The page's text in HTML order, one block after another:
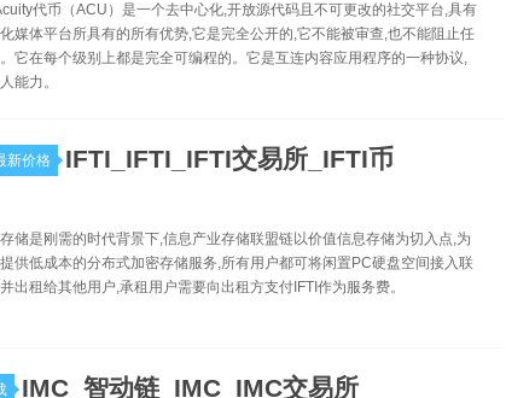
代币（ACU）是一个去中心化,开放源代码且不可更改的社交平台,具有
媒体平台所具有的所有优势,它是完全公开的,它不能被审查,也不能阻止任
它在每个级别上都是完全可编程的。它是互连内容应用程序的一种协议,
能力。
新价格 IFTI_IFTI_IFTI交易所_IFTI币
存储是刚需的时代背景下,信息产业存储联盟链以价值信息存储为切入点,为
供低成本的分布式加密存储服务,所有用户都可将闲置PC硬盘空间接入联
出租给其他用户,承租用户需要向出租方支付IFTI作为服务费。
IMC_智动链_IMC_IMC交易所